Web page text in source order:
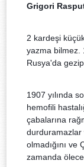
Grigori
2 kardeşi
yazma bilmez.
Rusya'da
1907 yılında
hemofili
çabalarına
durduramazlar
olmadığını ve
zamanda